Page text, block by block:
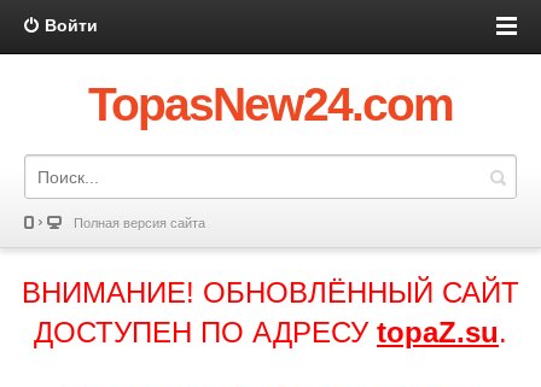
Войти
TopasNew24.com
Полная версия сайта
ВНИМАНИЕ! ОБНОВЛЁННЫЙ САЙТ
ДОСТУПЕН ПО АДРЕСУ topaZ.su.